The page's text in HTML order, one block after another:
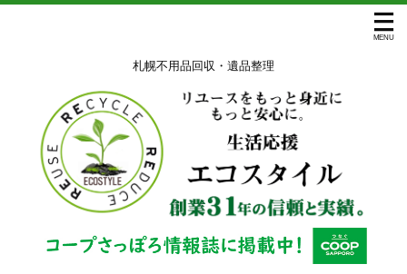
札幌不用品回収・遺品整理